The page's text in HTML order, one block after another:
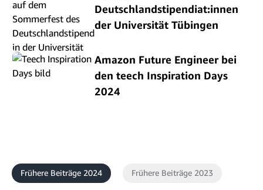
Deutschlandstipendiat:innen
der Universität Tübingen
Amazon Future Engineer bei
den teech Inspiration Days
2024
Frühere Beiträge 2024 Frühere Beiträge 2023